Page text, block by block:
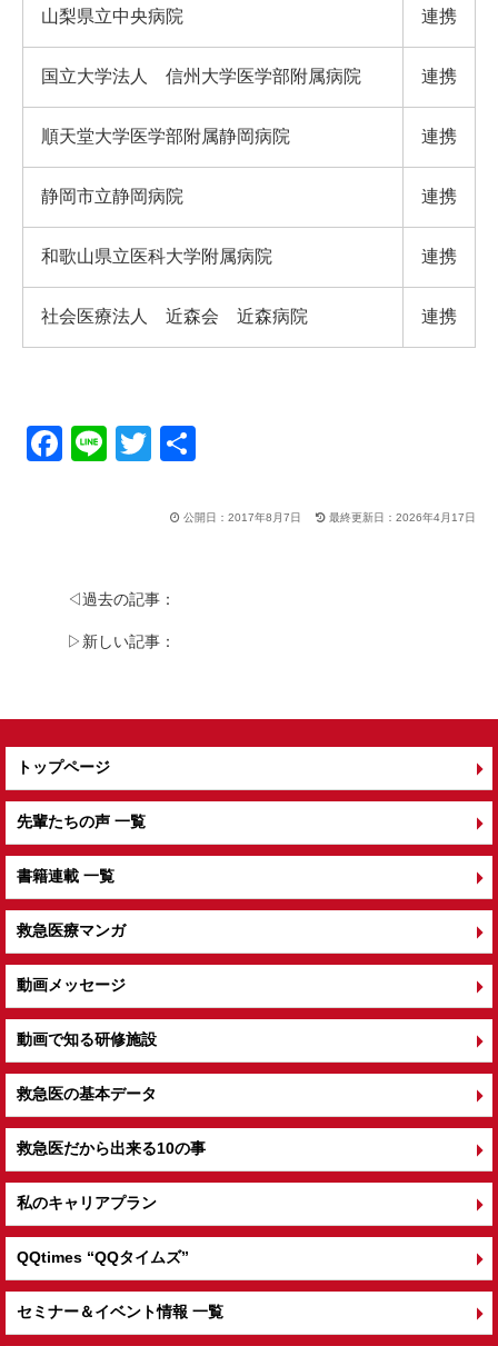
山梨県立中央病院 連携
国立大学法人 信州大学医学部附属病院 連携
順天堂大学医学部附属静岡病院 連携
静岡市立静岡病院 連携
和歌山県立医科大学附属病院 連携
社会医療法人 近森会 近森病院 連携
F
b
o
Li
T
tt
公開日：2017年8月7日 最終更新日：2026年4月17日
◁過去の記事：
▷新しい記事：
トップページ
先輩たちの声 一覧
書籍連載 一覧
救急医療マンガ
動画メッセージ
動画で知る研修施設
救急医の基本データ
救急医だから出来る10の事
私のキャリアプラン
QQtimes “QQタイムズ”
セミナー＆イベント情報 一覧